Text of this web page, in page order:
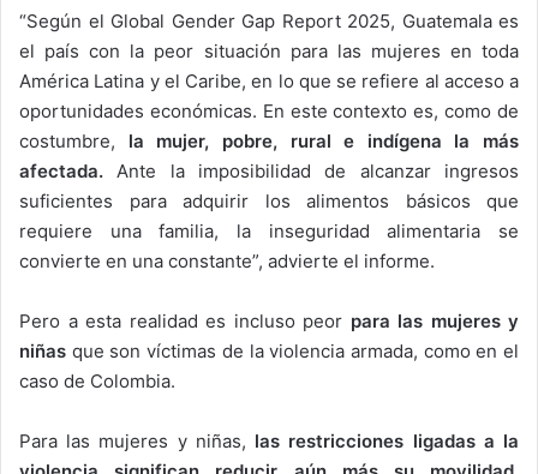
“Según el Global Gender Gap Report 2025, Guatemala es
el país con la peor situación para las mujeres en toda
América Latina y el Caribe, en lo que se refiere al acceso a
oportunidades económicas. En este contexto es, como de
costumbre, la mujer, pobre, rural e indígena la más
afectada. Ante la imposibilidad de alcanzar ingresos
suficientes para adquirir los alimentos básicos que
requiere una familia, la inseguridad alimentaria se
convierte en una constante”, advierte el informe.
Pero a esta realidad es incluso peor para las mujeres y
niñas que son víctimas de la violencia armada, como en el
caso de Colombia.
Para las mujeres y niñas, las restricciones ligadas a la